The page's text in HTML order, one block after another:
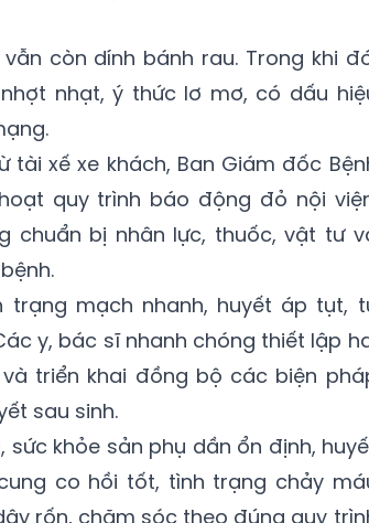
còn dính bánh rau. Trong khi
nhạt, ý thức lơ mơ, có dấu
xế xe khách, Ban Giám đốc
quy trình báo động đỏ nội
chuẩn bị nhân lực, thuốc, vật tư
trạng mạch nhanh, huyết áp tụt,
y, bác sĩ nhanh chóng thiết lập
triển khai đồng bộ các biện
sau sinh.
khỏe sản phụ dần ổn định,
co hồi tốt, tình trạng chảy
rốn, chăm sóc theo đúng quy